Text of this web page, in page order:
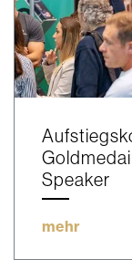
Speaker
mehr